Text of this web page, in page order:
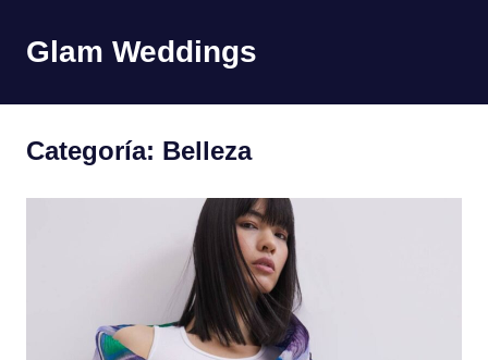
contenido
Glam Weddings
Categoría: Belleza